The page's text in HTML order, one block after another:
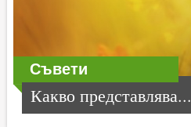
Съвети
Какво представлява...